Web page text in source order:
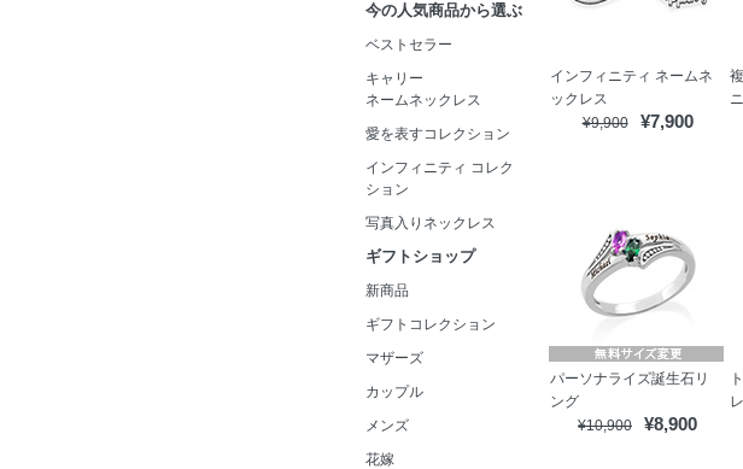
今の人気商品から選ぶ
ベストセラー
キャリー
ネームネックレス
愛を表すコレクション
インフィニティ コレク
ション
写真入りネックレス
ギフトショップ
新商品
ギフトコレクション
マザーズ
カップル
メンズ
花嫁
インフィニティ ネームネ
ックレス
¥9,900
¥7,900
パーソナライズ誕生石リ
ング
¥10,900
¥8,900